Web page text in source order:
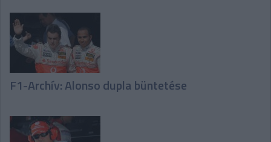
F1-Archív: Alonso dupla büntetése